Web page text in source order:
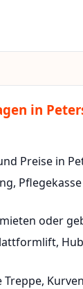
in
Preise in
oder